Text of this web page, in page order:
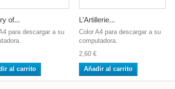
of...
para descargar a su
al carrito
L’Artillerie...
Color A4 para descargar a su
computadora.
2,60 €
Añadir al carrito